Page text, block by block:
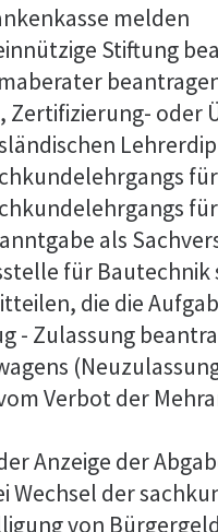
melden
Stiftung
Zertifizierung- oder
als
für
die die
- Zulassung
Verbot der
Anzeige der
Wechsel der
von